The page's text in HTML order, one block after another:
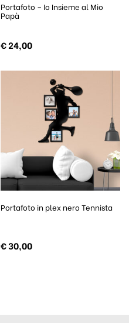
Portafoto – Io Insieme al Mio
Papà
€24,00
Portafoto in plex nero Tennista
€30,00